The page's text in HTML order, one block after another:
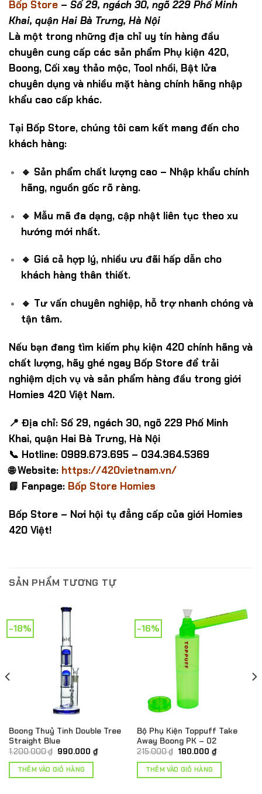
Bốp Store – Số 29, ngách 30, ngõ 229 Phố Minh
Khai, quận Hai Bà Trưng, Hà Nội
Là một trong những địa chỉ uy tín hàng đầu
chuyên cung cấp các sản phẩm Phụ kiện 420,
Boong, Cối xay thảo mộc, Tool nhồi, Bật lửa
chuyên dụng và nhiều mặt hàng chính hãng nhập
khẩu cao cấp khác.
Tại Bốp Store, chúng tôi cam kết mang đến cho
khách hàng:
🔹 Sản phẩm chất lượng cao – Nhập khẩu chính
hãng, nguồn gốc rõ ràng.
🔹 Mẫu mã đa dạng, cập nhật liên tục theo xu
hướng mới nhất.
🔹 Giá cả hợp lý, nhiều ưu đãi hấp dẫn cho
khách hàng thân thiết.
🔹 Tư vấn chuyên nghiệp, hỗ trợ nhanh chóng và
tận tâm.
Nếu bạn đang tìm kiếm phụ kiện 420 chính hãng và
chất lượng, hãy ghé ngay Bốp Store để trải
nghiệm dịch vụ và sản phẩm hàng đầu trong giới
Homies 420 Việt Nam.
📍 Địa chỉ: Số 29, ngách 30, ngõ 229 Phố Minh
Khai, quận Hai Bà Trưng, Hà Nội
📞 Hotline: 0989.673.695 – 034.364.5369
🌐 Website: https://420vietnam.vn/
📘 Fanpage: Bốp Store Homies
Bốp Store – Nơi hội tụ đẳng cấp của giới Homies
420 Việt!
SẢN PHẨM TƯƠNG TỰ
-18%
Boong Thuỷ Tinh Double Tree
Straight Blue
1.200.000₫ Giá
là:
1.200.000 ₫.
990.000 ₫Giá
hiện
THÊM VÀO GIỎ HÀNG
-16%
Bộ Phụ Kiện Toppuff Take
Away Boong PK – 02
215.000₫ Giá
là:
215.000 ₫.
180.000 ₫Giá
hiện
THÊM VÀO GIỎ HÀNG